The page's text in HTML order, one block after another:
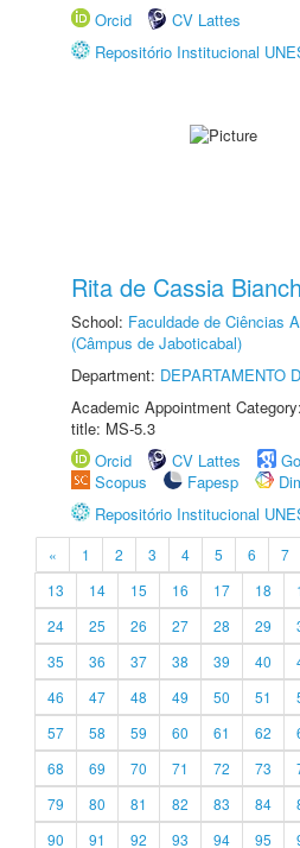
Orcid
CV Lattes
Repositório Institucional
Rita de Cassia
School: Faculdade de Ciências
(Câmpus de Jaboticabal)
Department: DEPARTAMENTO
Academic Appointment
title: MS-5.3
Orcid
CV Lattes
Scopus
Fapesp
Repositório Institucional
« 1 2 3 4 5 6 7
13
14 15 16 17 18
24
25 26 27 28 29
35
36 37 38 39 40
46
47 48 49 50 51
57
58 59 60 61 62
68
69 70 71 72 73
79
80 81 82 83 84
90
91 92 93 94 95